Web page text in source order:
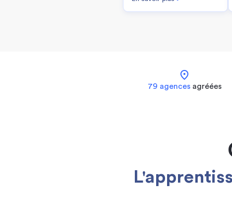
location_on
79 agences agréées